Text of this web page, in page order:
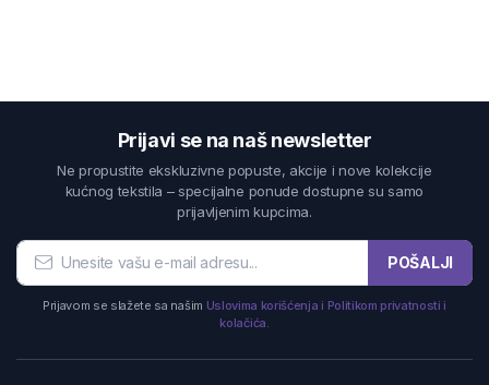
Prijavi se na naš newsletter
Ne propustite ekskluzivne popuste, akcije i nove kolekcije
kućnog tekstila – specijalne ponude dostupne su samo
prijavljenim kupcima.
POŠALJI
Prijavom se slažete sa našim Uslovima korišćenja i Politikom privatnosti i
kolačića.